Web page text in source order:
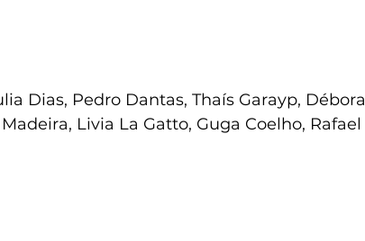
Dias, Pedro Dantas, Thaís Garayp, Débora
Livia La Gatto, Guga Coelho, Rafael